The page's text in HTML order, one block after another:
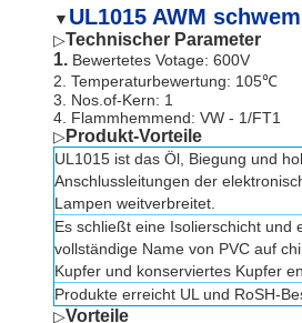
▼ UL1015 AWM
▷Technischer Parameter
1. Bewertetes Votage: 600V
2. Temperaturbewertung: 105℃
3. Nos.of-Kern: 1
4. Flammhemmend: VW - 1/FT1
▷Produkt-Vorteile
UL1015 ist das Öl, Biegung und
Anschlussleitungen der
Lampen weitverbreitet.
Es schließt eine Isolierschicht und
vollständige Name von PVC auf
Kupfer und konserviertes Kupfer
Produkte erreicht UL und RoSH-
▷Vorteile